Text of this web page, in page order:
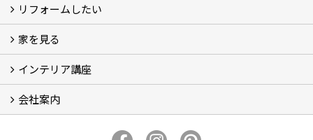
建替えたい
リフォームしたい
小さなリフォーム
大きなリフォーム
ビフォーアフター
家を見る
お客様の声
フォトギャラリー
ただいま建築中
施工実績
インテリア講座
イベント予告
イベント報告
会社案内
プライバシーポリシー